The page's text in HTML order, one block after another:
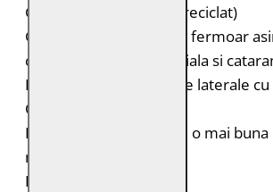
Guler: 100% poliester (reciclat)
Geaca lunga de piele cu fermoar
cu rever cu blana artificiala si
Doua buzunare verticale laterale
Curea in talie
Fermoar scurtat pentru o mai
miscare
Fermoar la maneci